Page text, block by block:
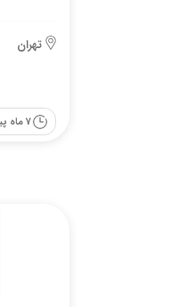
تهران
7 ماه پیش